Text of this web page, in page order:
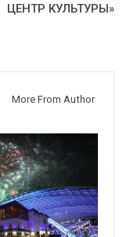
ЦЕНТР КУЛЬТУРЫ»
More From Author